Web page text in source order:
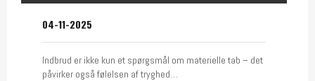
04-11-2025
Indbrud er ikke kun et spørgsmål om materielle tab – det
påvirker også følelsen af tryghed…